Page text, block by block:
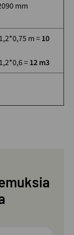
mm
m =10
=12 m3